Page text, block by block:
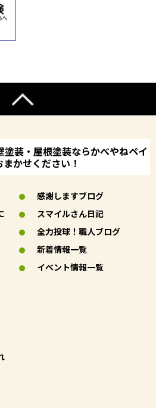
装・屋根塗装ならかべやねペイ
かせください！
感謝しますブログ
スマイルさん日記
全力投球！職人ブログ
新着情報一覧
イベント情報一覧